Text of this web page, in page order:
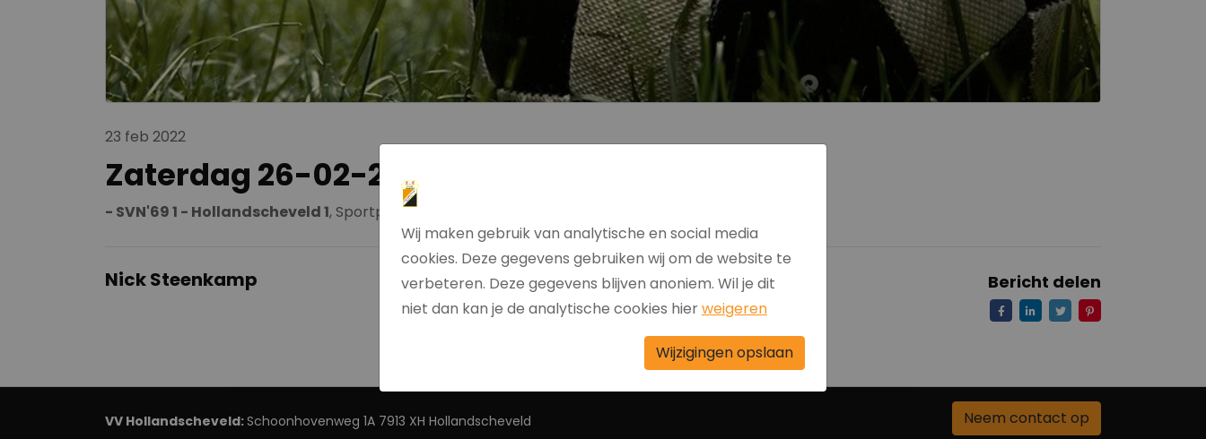
23 feb 2022
Zaterdag 26-02-2022
- SVN'69 1 - Hollandscheveld 1, Sportpark 'de Tussenboerslanden' te Nijeveen. Aanvang 14:30u
Nick Steenkamp Bericht delen
VV Hollandscheveld:Schoonhovenweg 1A 7913 XH Hollandscheveld Neem contact op
Wij maken gebruik van analytische en social media
cookies. Deze gegevens gebruiken wij om de website te
verbeteren. Deze gegevens blijven anoniem. Wil je dit
niet dan kan je de analytische cookies hierweigeren
Wijzigingen opslaan